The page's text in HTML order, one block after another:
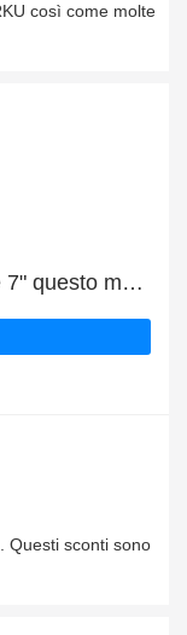
così come molte
Grandi risparmi su Santoku Knife 7" questo mese
Questi sconti sono